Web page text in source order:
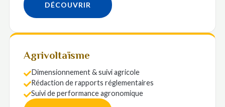
DÉCOUVRIR
Agrivoltaïsme
Dimensionnement & suivi agricole
Rédaction de rapports réglementaires
Suivi de performance agronomique